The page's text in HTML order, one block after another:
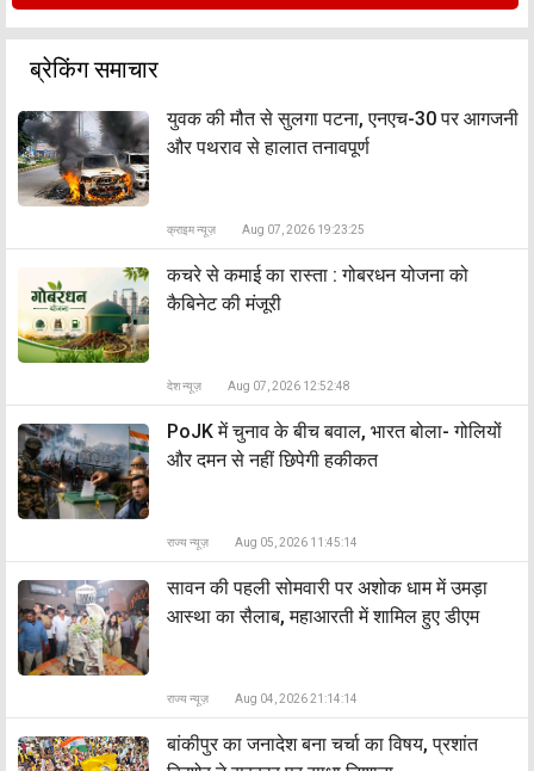
ब्रेकिंग समाचार
युवक की मौत से सुलगा पटना, एनएच-30 पर आगजनी
और पथराव से हालात तनावपूर्ण
क्राइम न्यूज़ Aug 07, 2026 19:23:25
कचरे से कमाई का रास्ता : गोबरधन योजना को
कैबिनेट की मंजूरी
देश न्यूज़ Aug 07, 2026 12:52:48
PoJK में चुनाव के बीच बवाल, भारत बोला- गोलियों
और दमन से नहीं छिपेगी हकीकत
राज्य न्यूज़ Aug 05, 2026 11:45:14
सावन की पहली सोमवारी पर अशोक धाम में उमड़ा
आस्था का सैलाब, महाआरती में शामिल हुए डीएम
राज्य न्यूज़ Aug 04, 2026 21:14:14
बांकीपुर का जनादेश बना चर्चा का विषय, प्रशांत